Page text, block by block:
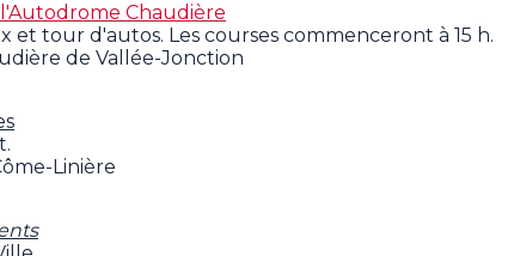
Chaudière
et tour d'autos. Les courses commenceront à 15 h.
de Vallée-Jonction
Linière